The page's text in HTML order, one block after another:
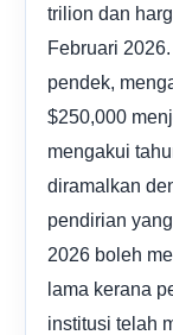
trilion dan
Februari
pendek,
$250,000
mengakui
diramalkan
pendirian
2026 boleh
lama kerana
institusi telah